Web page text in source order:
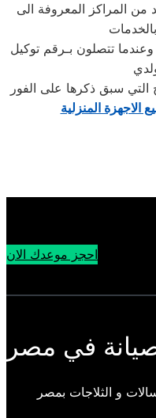
من المراكز المعروفة الى
وعندما تتصلون بـرقم توكيل
سبق ذكرها على الفور
الاجهزة المنزلية
احجز موعدك الان
في مصر
و الثلاجات بمصر